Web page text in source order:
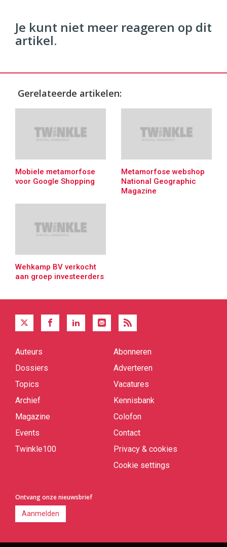
Je kunt niet meer reageren op dit
artikel.
Gerelateerde artikelen:
Mobiele metamorfose
voor Google Shopping
Metamorfose webshop
National Geographic
Magazine
Wehkamp BV verkocht
aan groep investeerders
Quick
Auteurs
Dossiers
Topics
Archief
Magazine
Events
Twinkle100
Abonneren
Adverteren
Vacatures
Kennisbank
Colofon
Contact
Privacy & cookies
Cookie settings
Ontvang onze nieuwsbrief
Aanmelden